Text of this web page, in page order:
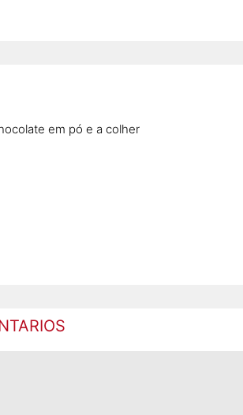
em pó e a colher